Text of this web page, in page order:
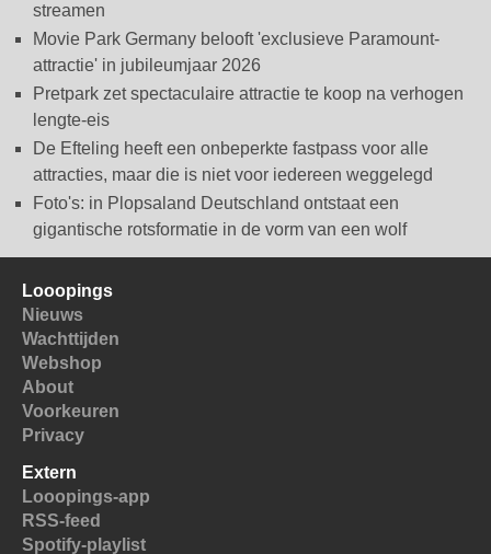
streamen
Movie Park Germany belooft 'exclusieve Paramount-
attractie' in jubileumjaar 2026
Pretpark zet spectaculaire attractie te koop na verhogen
lengte-eis
De Efteling heeft een onbeperkte fastpass voor alle
attracties, maar die is niet voor iedereen weggelegd
Foto's: in Plopsaland Deutschland ontstaat een
gigantische rotsformatie in de vorm van een wolf
Looopings
Nieuws
Wachttijden
Webshop
About
Voorkeuren
Privacy
Extern
Looopings-app
RSS-feed
Spotify-playlist